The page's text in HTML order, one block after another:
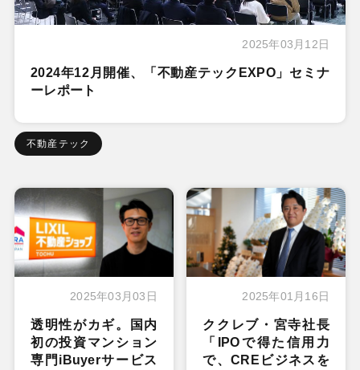
2025年03月12日
2024年12月開催、「不動産テックEXPO」セミナ
ーレポート
不動産テック
2025年03月03日
透明性がカギ。国内
初の投資マンション
専門iBuyerサービス
2025年01月16日
ククレブ・宮寺社長
「IPOで得た信用力
で、CREビジネスを